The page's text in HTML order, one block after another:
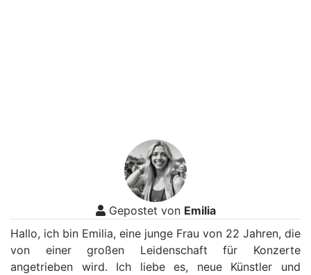
Gepostet von Emilia
Hallo, ich bin Emilia, eine junge Frau von 22 Jahren, die
von einer großen Leidenschaft für Konzerte
angetrieben wird. Ich liebe es, neue Künstler und